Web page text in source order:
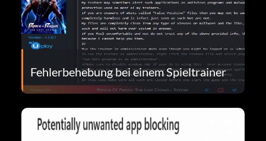
Fehlerbehebung bei einem Spieltrainer